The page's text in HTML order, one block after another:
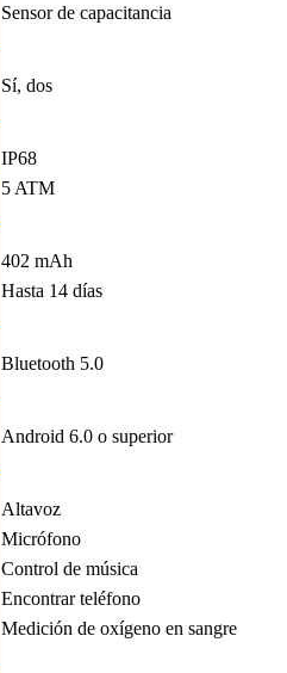
Sensor de capacitancia
Sí, dos
IP68
5 ATM
402 mAh
Hasta 14 días
Bluetooth 5.0
Android 6.0 o superior
Altavoz
Micrófono
Control de música
Encontrar teléfono
Medición de oxígeno en sangre